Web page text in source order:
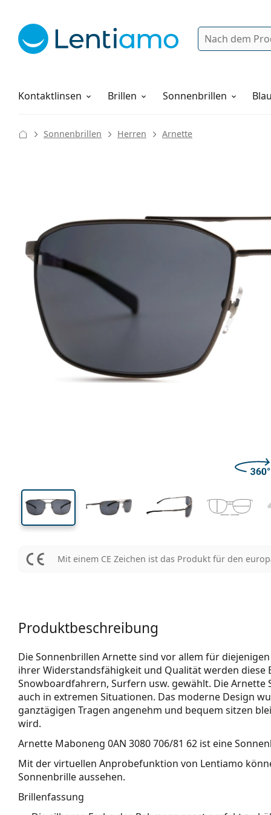
Suche
Kontaktlinsen
Pflegemittel Brillen Sonnenbrillen
Alles über den Einkauf
Sonnenbrillen Herren Arnette
Brillenbreite
Glashöhe Glasbreite
Glasbreite
Mit einem CE Zeichen ist das Produkt für den
Produktbeschreibung
Die Sonnenbrillen Arnette sind vor allem für
ihrer Widerstandsfähigkeit und Qualität werden diese
Snowboardfahrern, Surfern usw. gewählt. Die Arnette
auch in extremen Situationen. Das moderne Design
ganztägigen Tragen angenehm und bequem sitzen
wird.
Arnette Maboneng 0AN 3080 706/81 62 ist eine
Mit der virtuellen Anprobefunktion von Lentiamo
Sonnenbrille aussehen.
Brillenfassung